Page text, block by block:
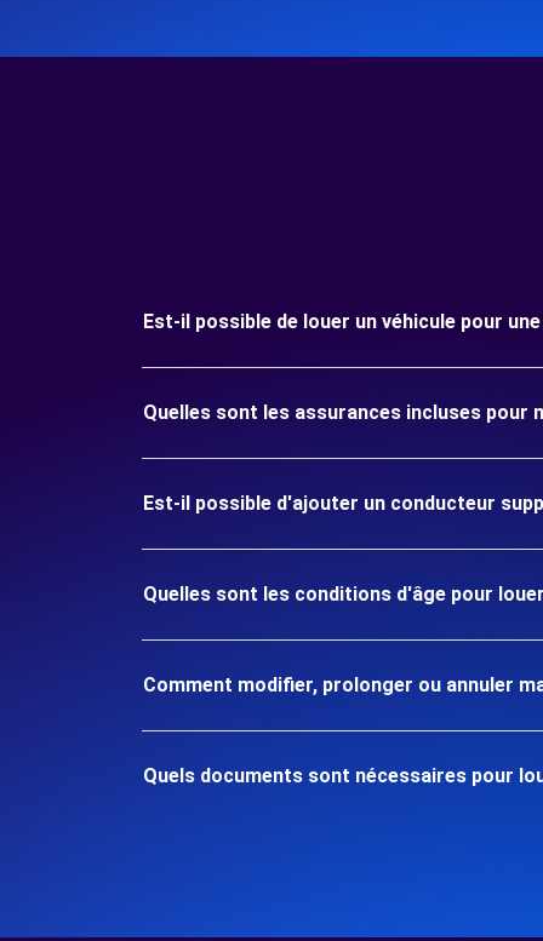
Est-il possible de louer un véhicule pour
Quelles sont les assurances incluses pour
Est-il possible d'ajouter un conducteur
Quelles sont les conditions d'âge pour
Comment modifier, prolonger ou annuler
Quels documents sont nécessaires pour